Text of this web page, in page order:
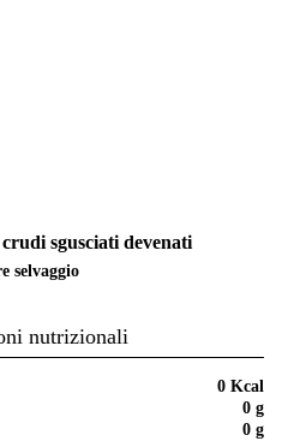
sgusciati devenati
selvaggio
nutrizionali
0 Kcal
0 g
0 g